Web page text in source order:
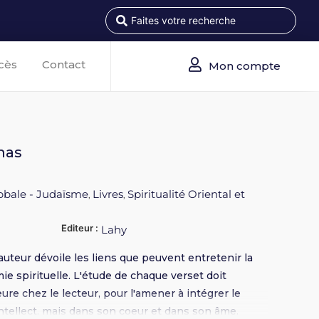
Contact Mon compte
- Judaïsme, Livres,Spiritualité Oriental et
Editeur : Lahy
dévoile les liens que peuvent entretenir la
spirituelle. L'étude de chaque verset doit
chez le lecteur, pour l'amener à intégrer le
mais dans son coeur et dans son âme.